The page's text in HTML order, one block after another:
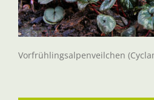
Vorfrühlingsalpenveilchen